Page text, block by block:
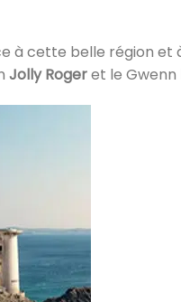
à cette belle région et
Jolly Rogeret le Gwenn